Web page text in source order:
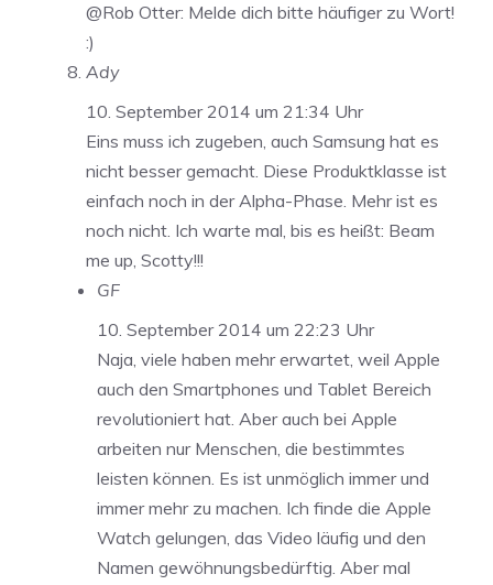
@Rob Otter: Melde dich bitte häufiger zu Wort!
:)
Ady
10. September 2014 um 21:34 Uhr
Eins muss ich zugeben, auch Samsung hat es
nicht besser gemacht. Diese Produktklasse ist
einfach noch in der Alpha-Phase. Mehr ist es
noch nicht. Ich warte mal, bis es heißt: Beam
me up, Scotty!!!
GF
10. September 2014 um 22:23 Uhr
Naja, viele haben mehr erwartet, weil Apple
auch den Smartphones und Tablet Bereich
revolutioniert hat. Aber auch bei Apple
arbeiten nur Menschen, die bestimmtes
leisten können. Es ist unmöglich immer und
immer mehr zu machen. Ich finde die Apple
Watch gelungen, das Video läufig und den
Namen gewöhnungsbedürftig. Aber mal